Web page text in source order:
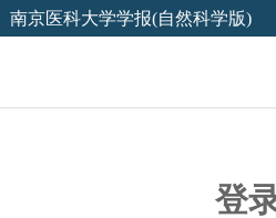
南京医科大学学报(自然科学版)
登